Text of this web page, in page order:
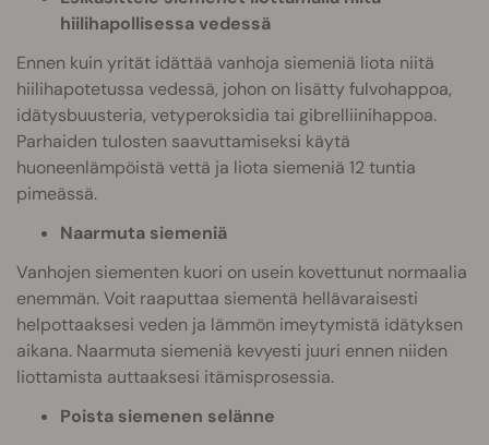
hiilihapollisessa vedessä
Ennen kuin yrität idättää vanhoja siemeniä liota niitä
hiilihapotetussa vedessä, johon on lisätty fulvohappoa,
idätysbuusteria, vetyperoksidia tai gibrelliinihappoa.
Parhaiden tulosten saavuttamiseksi käytä
huoneenlämpöistä vettä ja liota siemeniä 12 tuntia
pimeässä.
Naarmuta siemeniä
Vanhojen siementen kuori on usein kovettunut normaalia
enemmän. Voit raaputtaa siementä hellävaraisesti
helpottaaksesi veden ja lämmön imeytymistä idätyksen
aikana. Naarmuta siemeniä kevyesti juuri ennen niiden
liottamista auttaaksesi itämisprosessia.
Poista siemenen selänne